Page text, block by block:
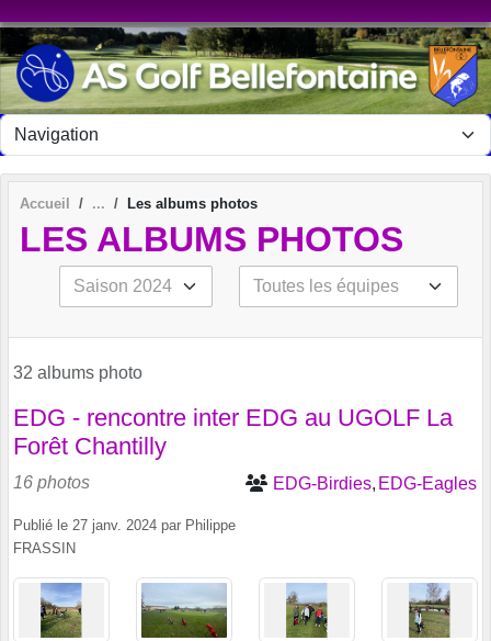
Accueil Les albums photos
LES ALBUMS PHOTOS
32 albums photo
EDG - rencontre inter EDG au UGOLF La
Forêt Chantilly
16 photos EDG-Birdies EDG-Eagles
Publié le 27 janv. 2024 par Philippe
FRASSIN